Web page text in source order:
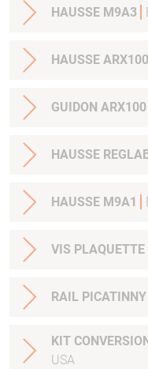
HAUSSE M9A3
HAUSSE ARX100
GUIDON ARX100
HAUSSE
HAUSSE M9A1
VIS PLAQUETTE
RAIL
KIT
USA